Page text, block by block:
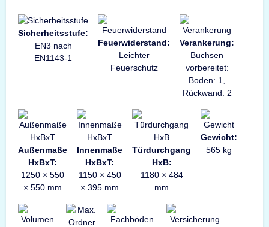
Sicherheitsstufe:
EN3 nach
EN1143-1
Feuerwiderstand:
Leichter
Feuerschutz
Verankerung:
Buchsen
vorbereitet:
Boden: 1,
Rückwand: 2
Außenmaße
HxBxT:
1250 × 550
× 550 mm
Innenmaße
HxBxT:
1150 × 450
× 395 mm
Türdurchgang
HxB:
1180 × 484
mm
Gewicht:
565 kg